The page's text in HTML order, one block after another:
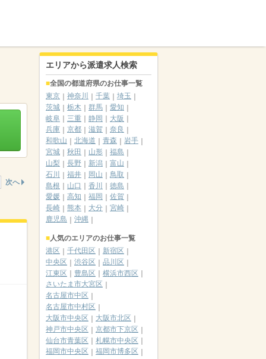
次へ
エリアから派遣求人検索
全国の都道府県のお仕事一覧
東京
神奈川 千葉
埼玉
茨城
栃木 群馬
愛知
岐阜
三重 静岡
大阪
兵庫
京都 滋賀
奈良
和歌山
北海道 青森
岩手
宮城
秋田 山形
福島
山梨
長野 新潟
富山
石川
福井 岡山
鳥取
島根
山口 香川
徳島
愛媛
高知 福岡
佐賀
長崎
熊本 大分
宮崎
鹿児島
沖縄
人気のエリアのお仕事一覧
港区
千代田区
新宿区
中央区
渋谷区
品川区
江東区
豊島区
横浜市西区
さいたま市大宮区
名古屋市中区
名古屋市中村区
大阪市中央区
大阪市北区
神戸市中央区
京都市下京区
仙台市青葉区
札幌市中央区
福岡市中央区
福岡市博多区